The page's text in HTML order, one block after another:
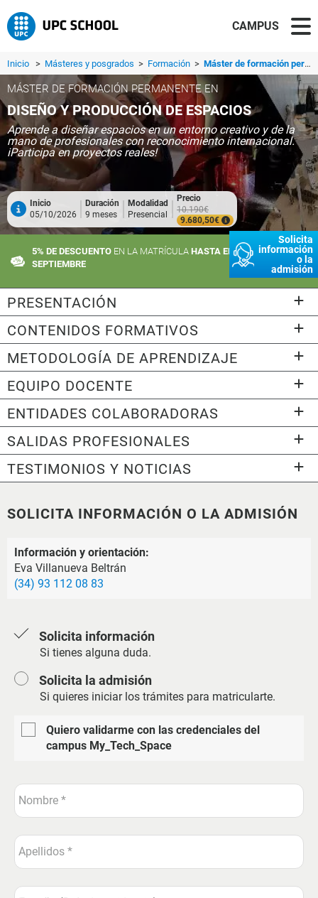
CAMPUS
Inicio > Másteres y posgrados > Formación > Máster de formación permanente en Diseño y Producción de Espacios
Solicita
información
o la
admisión
MÁSTER DE FORMACIÓN PERMANENTE EN
DISEÑO Y PRODUCCIÓN DE ESPACIOS
Aprende a diseñar espacios en un entorno creativo y de la
mano de profesionales con reconocimiento internacional.
iParticipa en proyectos reales!
Inicio
05/10/2026
Duración
9 meses
Modalidad
Presencial
Precio
10.190€
9.680,50€
5% DE DESCUENTO EN LA MATRÍCULA HASTA EL 10 DE
SEPTIEMBRE
PRESENTACIÓN
CONTENIDOS FORMATIVOS
METODOLOGÍA DE APRENDIZAJE
EQUIPO DOCENTE
ENTIDADES COLABORADORAS
SALIDAS PROFESIONALES
TESTIMONIOS Y NOTICIAS
SOLICITA INFORMACIÓN O LA ADMISIÓN
Información y orientación:
Eva Villanueva Beltrán
(34) 93 112 08 83
Solicita información
Si tienes alguna duda.
Solicita la admisión
Si quieres iniciar los trámites para matricularte.
Quiero validarme con las credenciales del
campus My_Tech_Space